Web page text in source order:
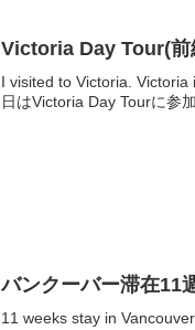
Victoria Day Tour(前
I visited to Victoria.
日はVictoria Day Tourに参加
バンクーバー滞在11
11 weeks stay in